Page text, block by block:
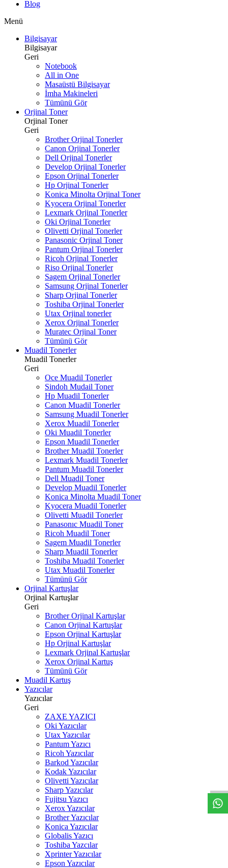
Blog
Menü
Bilgisayar
Bilgisayar
Geri
Notebook
All in One
Masaüstü Bilgisayar
İmha Makineleri
Tümünü Gör
Orjinal Toner
Orjinal Toner
Geri
Brother Orjinal Tonerler
Canon Orjinal Tonerler
Dell Orjinal Tonerler
Develop Orjinal Tonerler
Epson Orjinal Tonerler
Hp Orjinal Tonerler
Konica Minolta Orjinal Toner
Kyocera Orjinal Tonerler
Lexmark Orjinal Tonerler
Oki Orjinal Tonerler
Olivetti Orjinal Tonerler
Panasonic Orjinal Toner
Pantum Orjinal Tonerler
Ricoh Orjinal Tonerler
Riso Orjinal Tonerler
Sagem Orjinal Tonerler
Samsung Orjinal Tonerler
Sharp Orjinal Tonerler
Toshiba Orjinal Tonerler
Utax Orjinal tonerler
Xerox Orjinal Tonerler
Muratec Orjinal Toner
Tümünü Gör
Muadil Tonerler
Muadil Tonerler
Geri
Oce Muadil Tonerler
Sindoh Mudail Toner
Hp Muadil Tonerler
Canon Muadil Tonerler
Samsung Muadil Tonerler
Xerox Muadil Tonerler
Oki Muadil Tonerler
Epson Muadil Tonerler
Brother Muadil Tonerler
Lexmark Muadil Tonerler
Pantum Muadil Tonerler
Dell Muadil Toner
Develop Muadil Tonerler
Konica Minolta Muadil Toner
Kyocera Muadil Tonerler
Olivetti Muadil Tonerler
Panasonıc Muadil Toner
Ricoh Muadil Toner
Sagem Muadil Tonerler
Sharp Muadil Tonerler
Toshiba Muadil Tonerler
Utax Muadil Tonerler
Tümünü Gör
Orjinal Kartuşlar
Orjinal Kartuşlar
Geri
Brother Orjinal Kartuşlar
Canon Orjinal Kartuşlar
Epson Orjinal Kartuşlar
Hp Orjinal Kartuşlar
Lexmark Orjinal Kartuşlar
Xerox Orjinal Kartuş
Tümünü Gör
Muadil Kartuş
Yazıcılar
Yazıcılar
Geri
ZAXE YAZICI
Oki Yazıcılar
Utax Yazıcılar
Pantum Yazıcı
Ricoh Yazıcılar
Barkod Yazıcılar
Kodak Yazıcılar
Olivetti Yazıcılar
Sharp Yazıcılar
Fujitsu Yazıcı
Xerox Yazıcılar
Brother Yazıcılar
Konica Yazıcılar
Globalis Yazıcı
Toshiba Yazcılar
Xprinter Yazıcılar
Epson Yazıcılar